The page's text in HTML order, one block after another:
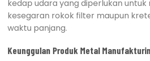
kedap udara yang diperlukan untuk
kesegaran rokok filter maupun
waktu panjang.
Keunggulan Produk Metal